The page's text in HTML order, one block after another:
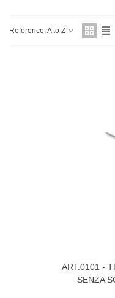
Reference, A to Z
ART.0101 -
SENZA